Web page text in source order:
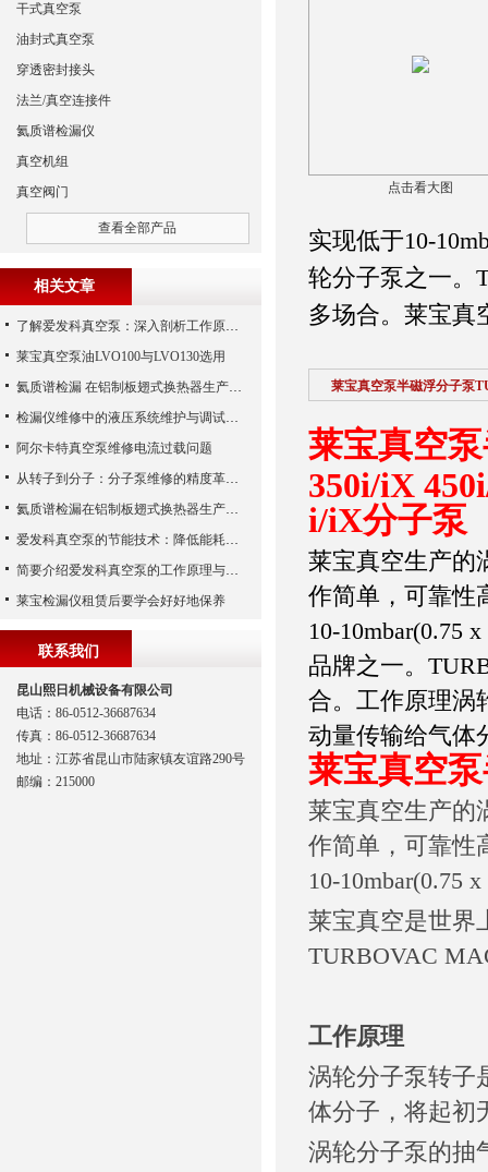
点击看大图
实现低于10-
轮分子泵之一。
多场合。莱宝真
莱宝真空泵半磁浮分子泵
莱宝真空
350i/iX
i/iX分子泵
莱宝真空生产的
作简单，可靠性
10-10mbar(0.75
品牌之一。
合。工作原理涡
动量传输给气体
莱宝真空
莱宝真空生产的
作简单，可靠性
10-10mbar(0.75
莱宝真空是世界
TURBOVAC
工作原理
涡轮分子泵转子
体分子，将起初
涡轮分子泵的抽
干式真空泵
油封式真空泵
穿透密封接头
法兰/真空连接件
氦质谱检漏仪
真空机组
真空阀门
查看全部产品
相关文章
了解爱发科真空泵：深入剖析工作原理与特点
莱宝真空泵油LVO100与LVO130选用
氦质谱检漏 在铝制板翅式换热器生产中的应用
检漏仪维修中的液压系统维护与调试技巧
阿尔卡特真空泵维修电流过载问题
从转子到分子：分子泵维修的精度革命与服务商选择全说明书
氦质谱检漏在铝制板翅式换热器生产中的应用
爱发科真空泵的节能技术：降低能耗，提高生产效益
简要介绍爱发科真空泵的工作原理与主要部件
莱宝检漏仪租赁后要学会好好地保养
联系我们
昆山熙日机械设备有限公司
电话：86-0512-36687634
传真：86-0512-36687634
地址：江苏省昆山市陆家镇友谊路290号
邮编：215000